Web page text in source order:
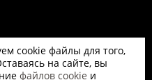
сайта.
cookie файлы для того,
на сайте, вы
файлов cookie и